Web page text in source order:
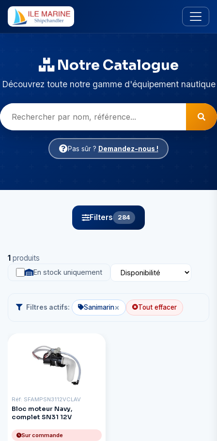
Notre Catalogue
Découvrez toute notre gamme d'équipement nautique
Pas sûr ? Demandez-nous !
Filters 284
1 produits
En stock uniquement
Filtres actifs: Sanimarin× Tout effacer
Réf: SFAMPSN3112VCLAV
Bloc moteur Navy,
complet SN31 12V
Sur commande